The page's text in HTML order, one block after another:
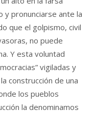
y pronunciarse ante la
que el golpismo, civil
no puede
Y esta voluntad
vigiladas y
construcción de una
los pueblos
la denominamos